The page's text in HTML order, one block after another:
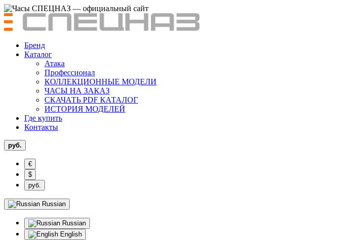
Бренд
Каталог
Атака
Профессионал
КОЛЛЕКЦИОННЫЕ МОДЕЛИ
ЧАСЫ НА ЗАКАЗ
СКАЧАТЬ PDF КАТАЛОГ
ИСТОРИЯ МОДЕЛЕЙ
Где купить
Контакты
руб.
€
$
руб.
Russian
Russian
English